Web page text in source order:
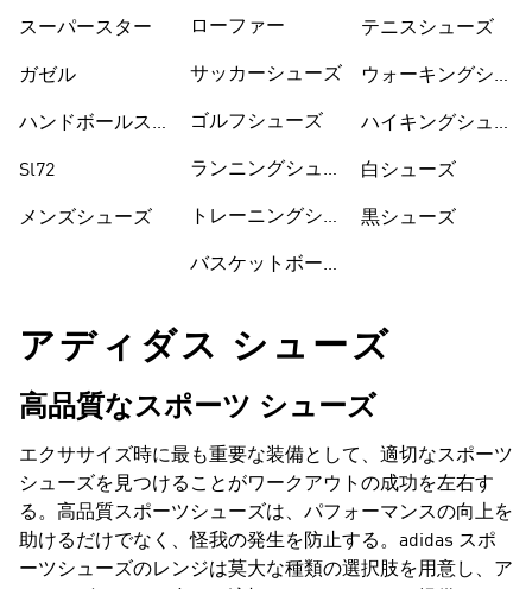
スーパースター
ガゼル
ハンドボールスペ
Sl72
メンズシューズ
ローファー
サッカーシューズ
ゴルフシューズ
ランニングシュー
トレーニングシュ
バスケットボール
テニスシューズ
ウォーキングシュ
ハイキングシュー
白シューズ
黒シューズ
アディダス シューズ
高品質なスポーツ シューズ
エクササイズ時に最も重要な装備として、適切なスポーツ
シューズを見つけることがワークアウトの成功を左右す
る。高品質スポーツシューズは、パフォーマンスの向上を
助けるだけでなく、怪我の発生を防止する。adidas スポ
ーツシューズのレンジは莫大な種類の選択肢を用意し、ア